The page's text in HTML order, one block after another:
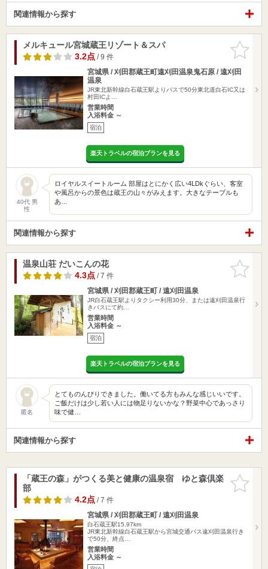
関連情報から探す
お気に入
りに追加
メルキュール宮城蔵王リゾート＆スパ
3.2点 / 9 件
宮城県 / 刈田郡蔵王町遠刈田温泉鬼石原 / 遠刈田
温泉
JR東北新幹線白石蔵王駅よりバスで50分東北道白石IC又は
村田ICよ…
営業時間
入浴料金 ～
宿泊
楽天トラベルの宿泊プランを見る
40代 男
性
ロイヤルスイートルーム 部屋はとにかく広い4LDkぐらい、客室
や風呂からの景色は蔵王の山々がみえます。大きなテーブルも
あ…
関連情報から探す
お気に入
りに追加
温泉山荘 だいこんの花
4.3点 / 7 件
宮城県 / 刈田郡蔵王町 / 遠刈田温泉
JR白石蔵王駅よりタクシー利用30分、または遠刈田温泉行
きバスにて約…
営業時間
入浴料金 ～
宿泊
楽天トラベルの宿泊プランを見る
匿名
とてものんびりできました。働いてる方もみんな感じいいです。
ご飯だけは少し若い人には物足りないかな？野菜中心であっさり
味で健…
関連情報から探す
お気に入
りに追加
「蔵王の森」がつくる美と健康の温泉宿 ゆと森倶楽
部
4.2点 / 7 件
宮城県 / 刈田郡蔵王町 / 遠刈田温泉
白石蔵王駅15.97km
JR東北新幹線白石蔵王駅から宮城交通バス遠刈田温泉行き
で50分、終点…
営業時間
入浴料金 ～